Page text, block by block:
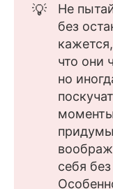
💡
Не
без
что они
но
себя